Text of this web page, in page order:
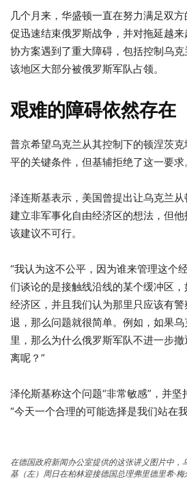
几个月来，华盛顿一直在努力满足双
促迅速结束俄罗斯战争，并对拖延越
协方案遇到了重大障碍，包括控制乌克
该地区大部分被俄罗斯军队占领。
艰难的障碍依然存在
普京希望乌克兰从其控制下的顿涅茨
平的关键条件，但基辅拒绝了这一要求
泽连斯基表示，美国曾提出让乌克兰
建立非军事化自由经济区的想法，但
该建议不可行。
“我认为这不公平，因为谁来管理这个
们谈论的是接触线沿线的某个缓冲区
经济区，并且我们认为那里只应该有
退，那么问题就很简单。例如，如果
里，那么为什么俄罗斯军队不进一步
离呢？”
泽伦斯基称这个问题“非常敏感”，并
“今天一个合理的可能选择是我们站在
在德国政府新闻办公室提供的这张讲义图片中，
基（左）周日在柏林迎接德国总理弗里德里希·梅